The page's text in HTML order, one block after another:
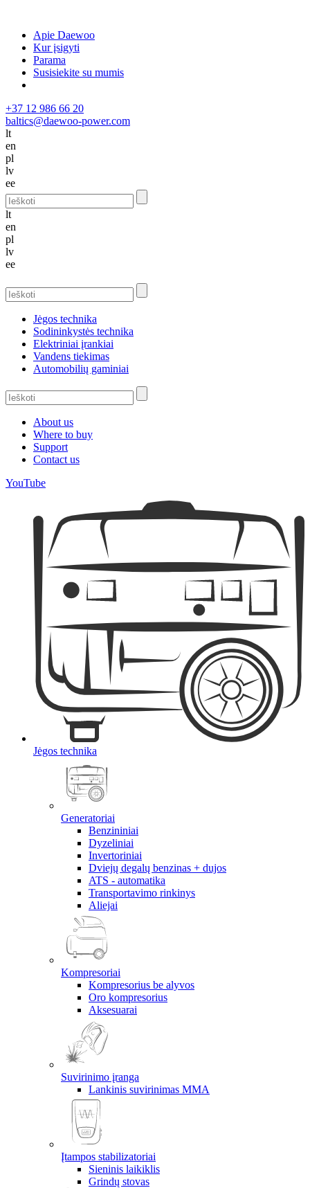
Apie Daewoo
Kur įsigyti
Parama
Susisiekite su mumis
+37 12 986 66 20
baltics@daewoo-power.com
lt
en
pl
lv
ee
lt
en
pl
lv
ee
Jėgos technika
Sodininkystės technika
Elektriniai įrankiai
Vandens tiekimas
Automobilių gaminiai
About us
Where to buy
Support
Contact us
YouTube
Jėgos technika
Generatoriai
Benzininiai
Dyzeliniai
Invertoriniai
Dviejų degalų benzinas + dujos
ATS - automatika
Transportavimo rinkinys
Aliejai
Kompresoriai
Kompresorius be alyvos
Oro kompresorius
Aksesuarai
Suvirinimo įranga
Lankinis suvirinimas MMA
Įtampos stabilizatoriai
Sieninis laikiklis
Grindų stovas